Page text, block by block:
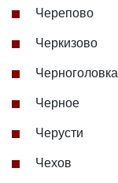
Черепово
Черкизово
Черноголовка
Черное
Черусти
Чехов